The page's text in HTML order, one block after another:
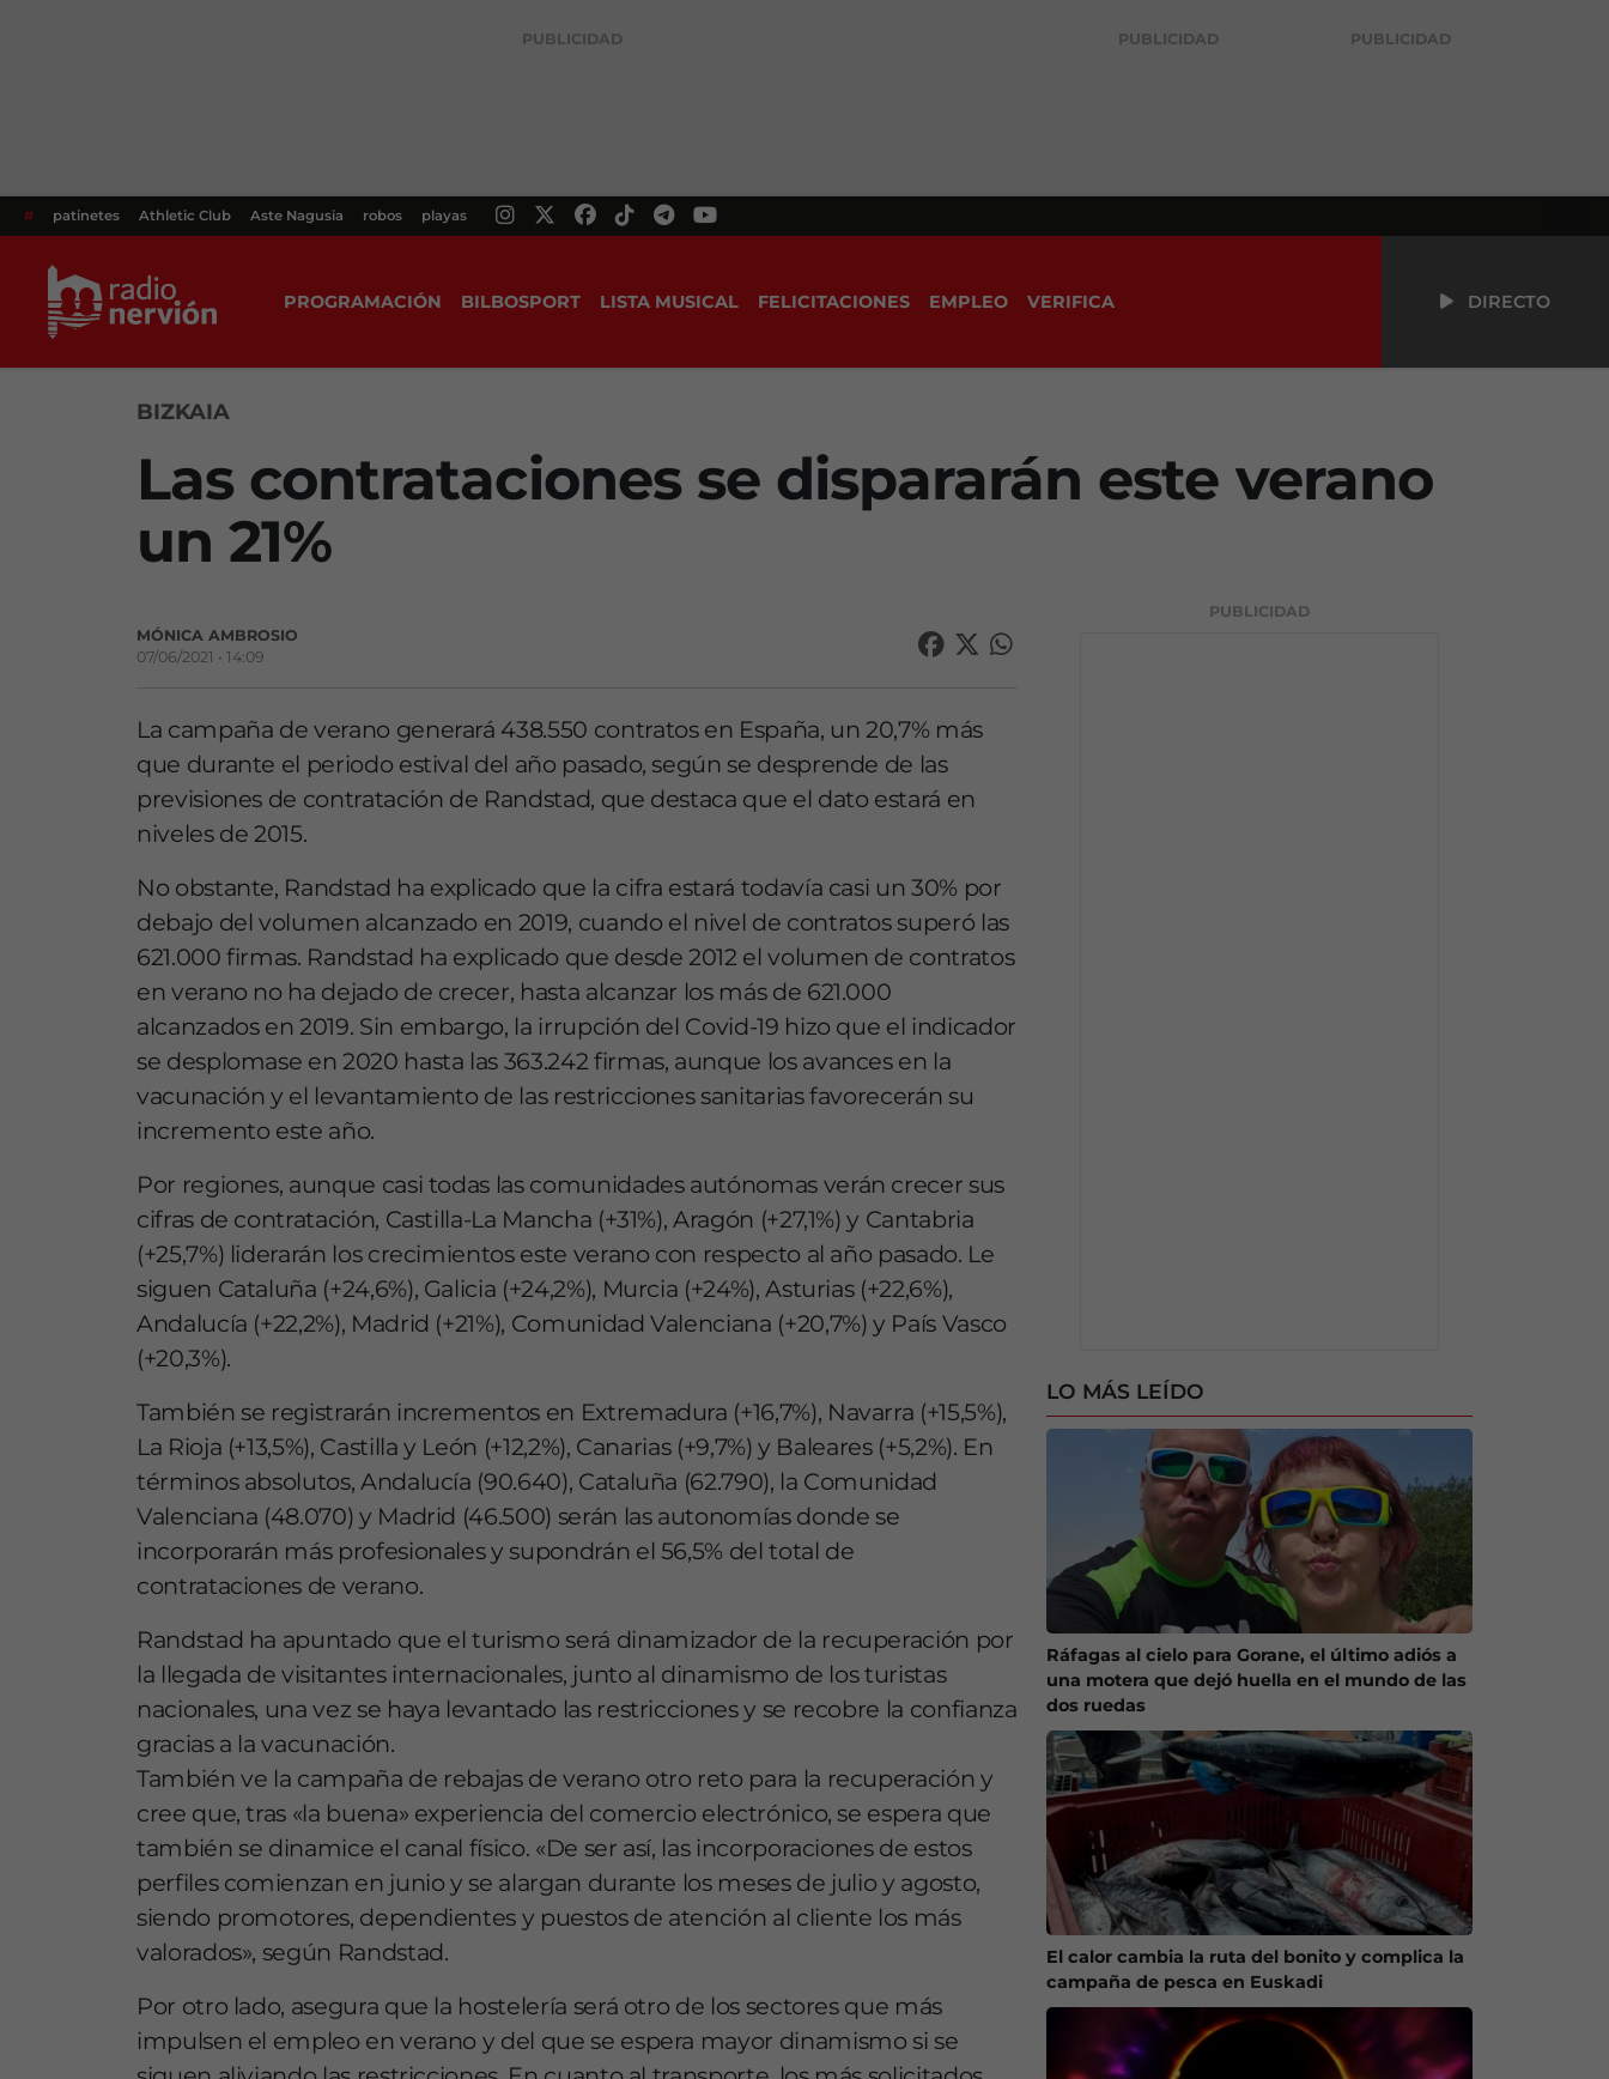
PUBLICIDAD PUBLICIDAD PUBLICIDAD
# patinetes Athletic Club Aste Nagusia robos playas
PROGRAMACIÓN BILBOSPORT LISTA MUSICAL FELICITACIONES EMPLEO VERIFICA DIRECTO
BIZKAIA
Las contrataciones se dispararán este verano
un 21%
MÓNICA AMBROSIO
07/06/2021 • 14:09
La campaña de verano generará 438.550 contratos en España, un 20,7% más
que durante el periodo estival del año pasado, según se desprende de las
previsiones de contratación de Randstad, que destaca que el dato estará en
niveles de 2015.
No obstante, Randstad ha explicado que la cifra estará todavía casi un 30% por
debajo del volumen alcanzado en 2019, cuando el nivel de contratos superó las
621.000 firmas. Randstad ha explicado que desde 2012 el volumen de contratos
en verano no ha dejado de crecer, hasta alcanzar los más de 621.000
alcanzados en 2019. Sin embargo, la irrupción del Covid-19 hizo que el indicador
se desplomase en 2020 hasta las 363.242 firmas, aunque los avances en la
vacunación y el levantamiento de las restricciones sanitarias favorecerán su
incremento este año.
Por regiones, aunque casi todas las comunidades autónomas verán crecer sus
cifras de contratación, Castilla-La Mancha (+31%), Aragón (+27,1%) y Cantabria
(+25,7%) liderarán los crecimientos este verano con respecto al año pasado. Le
siguen Cataluña (+24,6%), Galicia (+24,2%), Murcia (+24%), Asturias (+22,6%),
Andalucía (+22,2%), Madrid (+21%), Comunidad Valenciana (+20,7%) y País Vasco
(+20,3%).
También se registrarán incrementos en Extremadura (+16,7%), Navarra (+15,5%),
La Rioja (+13,5%), Castilla y León (+12,2%), Canarias (+9,7%) y Baleares (+5,2%). En
términos absolutos, Andalucía (90.640), Cataluña (62.790), la Comunidad
Valenciana (48.070) y Madrid (46.500) serán las autonomías donde se
incorporarán más profesionales y supondrán el 56,5% del total de
contrataciones de verano.
Randstad ha apuntado que el turismo será dinamizador de la recuperación por
la llegada de visitantes internacionales, junto al dinamismo de los turistas
nacionales, una vez se haya levantado las restricciones y se recobre la confianza
gracias a la vacunación.
También ve la campaña de rebajas de verano otro reto para la recuperación y
cree que, tras «la buena» experiencia del comercio electrónico, se espera que
también se dinamice el canal físico. «De ser así, las incorporaciones de estos
perfiles comienzan en junio y se alargan durante los meses de julio y agosto,
siendo promotores, dependientes y puestos de atención al cliente los más
valorados», según Randstad.
Por otro lado, asegura que la hostelería será otro de los sectores que más
impulsen el empleo en verano y del que se espera mayor dinamismo si se
PUBLICIDAD
LO MÁS LEÍDO
Ráfagas al cielo para Gorane, el último adiós a
una motera que dejó huella en el mundo de las
dos ruedas
El calor cambia la ruta del bonito y complica la
campaña de pesca en Euskadi